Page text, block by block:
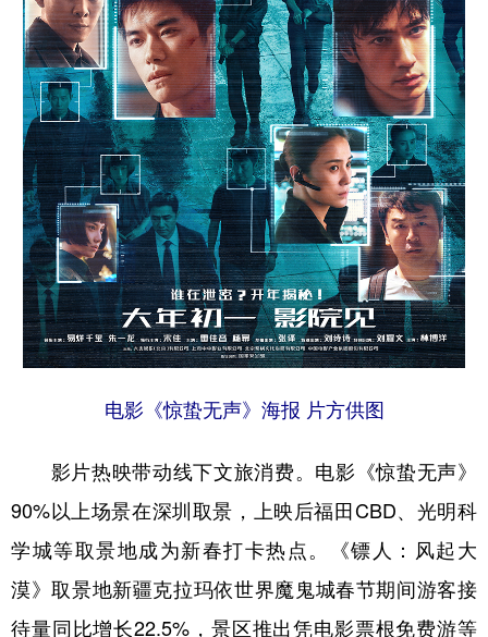
电影《惊蛰无声》海报 片方供图
影片热映带动线下文旅消费。电影《惊蛰无声》
90%以上场景在深圳取景，上映后福田CBD、光明科
学城等取景地成为新春打卡热点。《镖人：风起大
漠》取景地新疆克拉玛依世界魔鬼城春节期间游客接
待量同比增长22.5%，景区推出凭电影票根免费游等